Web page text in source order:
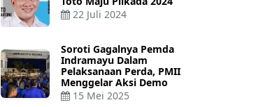
22 Juli 2024
Soroti Gagalnya Pemda
Indramayu Dalam
Pelaksanaan Perda, PMII
Menggelar Aksi Demo
15 Mei 2025